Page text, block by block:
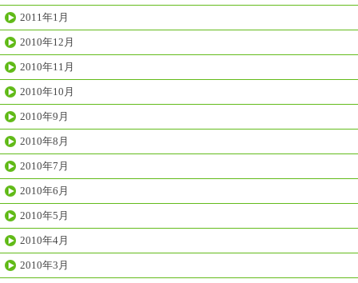
2011年1月
2010年12月
2010年11月
2010年10月
2010年9月
2010年8月
2010年7月
2010年6月
2010年5月
2010年4月
2010年3月